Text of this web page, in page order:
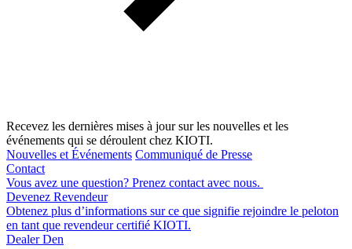
Recevez les dernières mises à jour sur les nouvelles et les
événements qui se déroulent chez KIOTI.
Nouvelles et Événements Communiqué de Presse
Contact
Vous avez une question? Prenez contact avec nous.
Devenez Revendeur
Obtenez plus d’informations sur ce que signifie rejoindre le peloton
en tant que revendeur certifié KIOTI.
Dealer Den